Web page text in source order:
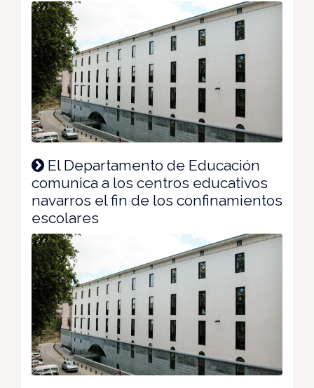
El Departamento de Educación
comunica a los centros educativos
navarros el fin de los confinamientos
escolares